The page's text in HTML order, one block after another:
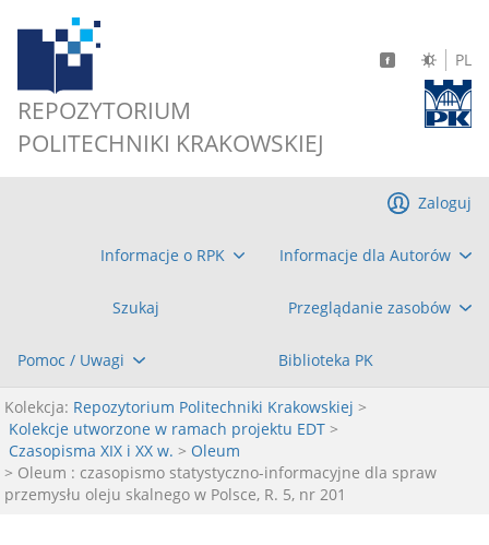
REPOZYTORIUM
POLITECHNIKI KRAKOWSKIEJ
PL
Informacje o RPK Informacje dla Autorów
Szukaj Przeglądanie zasobów
Pomoc / Uwagi Biblioteka PK
Zaloguj
Kolekcja: Repozytorium Politechniki Krakowskiej >
Kolekcje utworzone w ramach projektu EDT >
Czasopisma XIX i XX w. > Oleum
> Oleum : czasopismo statystyczno-informacyjne dla spraw
przemysłu oleju skalnego w Polsce, R. 5, nr 201